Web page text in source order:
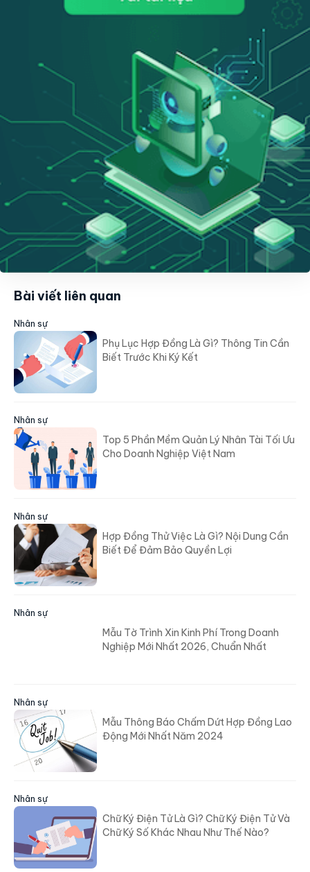
Bài viết liên quan
Nhân sự
Phụ Lục Hợp Đồng Là Gì? Thông Tin Cần
Biết Trước Khi Ký Kết
Nhân sự
Top 5 Phần Mềm Quản Lý Nhân Tài Tối Ưu
Cho Doanh Nghiệp Việt Nam
Nhân sự
Hợp Đồng Thử Việc Là Gì? Nội Dung Cần
Biết Để Đảm Bảo Quyền Lợi
Nhân sự
Mẫu Tờ Trình Xin Kinh Phí Trong Doanh
Nghiệp Mới Nhất 2026, Chuẩn Nhất
Nhân sự
Mẫu Thông Báo Chấm Dứt Hợp Đồng Lao
Động Mới Nhất Năm 2024
Nhân sự
Chữ Ký Điện Tử Là Gì? Chữ Ký Điện Tử Và
Chữ Ký Số Khác Nhau Như Thế Nào?